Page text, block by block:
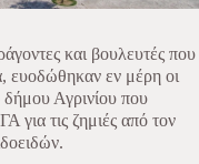
και βουλευτές που
ευοδώθηκαν εν μέρη οι
Αγρινίου που
για τις ζημιές από τον